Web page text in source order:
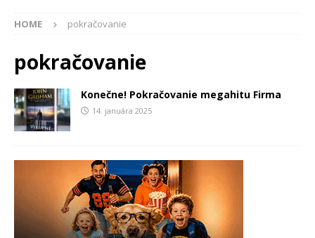
HOME pokračovanie
pokračovanie
Konečne! Pokračovanie megahitu Firma
14. januára 2025